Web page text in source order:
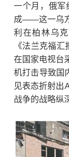
一个月，俄军
成——这一乌
利在柏林乌
《法兰克福
在国家电视台
机打击导致国
见表态折射出
战争的战略纵